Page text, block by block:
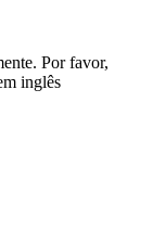
Por favor,
inglês